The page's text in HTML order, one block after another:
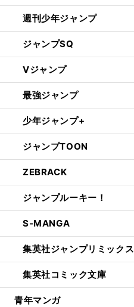
週刊少年ジャンプ
ジャンプSQ
Vジャンプ
最強ジャンプ
少年ジャンプ+
ジャンプTOON
ZEBRACK
ジャンプルーキー！
S-MANGA
集英社ジャンプリミックス
集英社コミック文庫
青年マンガ